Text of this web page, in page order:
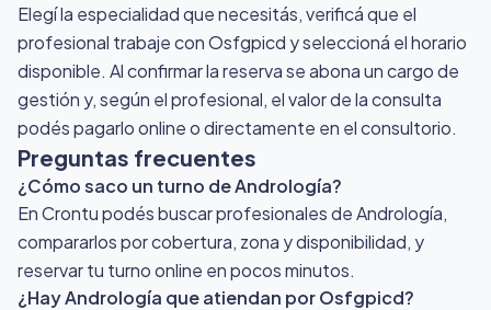
Elegí la especialidad que necesitás, verificá que el
profesional trabaje con Osfgpicd y seleccioná el horario
disponible. Al confirmar la reserva se abona un cargo de
gestión y, según el profesional, el valor de la consulta
podés pagarlo online o directamente en el consultorio.
Preguntas frecuentes
¿Cómo saco un turno de Andrología?
En Crontu podés buscar profesionales de Andrología,
compararlos por cobertura, zona y disponibilidad, y
reservar tu turno online en pocos minutos.
¿Hay Andrología que atiendan por Osfgpicd?